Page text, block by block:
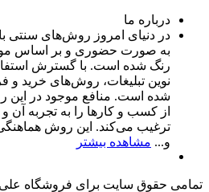
درباره ما
در دنیای امروز روش‌های سنتی
به صورت حضوری و بر اساس
رنگ شده است. با گسترش
نوین تبلیغات، روش‌های خرید و
شده است. منافع موجود در این
از کسب و کارها را به تجربه‌ آن
ترغیب می‌کند. این روش
و... مشاهده بیشتر
تمامی حقوق سایت برای فروشگاه